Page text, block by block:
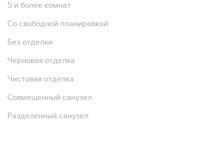
5 и более комнат
Со свободной планировкой
Без отделки
Черновая отделка
Чистовая отделка
Совмещенный санузел
Разделенный санузел